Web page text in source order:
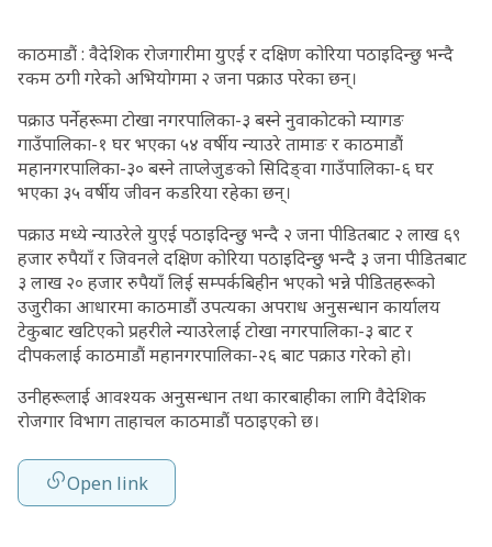
काठमाडौं : वैदेशिक रोजगारीमा युएई र दक्षिण कोरिया पठाइदिन्छु भन्दै
रकम ठगी गरेको अभियोगमा २ जना पक्राउ परेका छन्।
पक्राउ पर्नेहरूमा टोखा नगरपालिका-३ बस्ने नुवाकोटको म्यागङ
गाउँपालिका-१ घर भएका ५४ वर्षीय न्याउरे तामाङ र काठमाडौं
महानगरपालिका-३० बस्ने ताप्लेजुङको सिदिङ्वा गाउँपालिका-६ घर
भएका ३५ वर्षीय जीवन कडरिया रहेका छन्।
पक्राउ मध्ये न्याउरेले युएई पठाइदिन्छु भन्दै २ जना पीडितबाट २ लाख ६९
हजार रुपैयाँ र जिवनले दक्षिण कोरिया पठाइदिन्छु भन्दै ३ जना पीडितबाट
३ लाख २० हजार रुपैयाँ लिई सम्पर्कबिहीन भएको भन्ने पीडितहरूको
उजुरीका आधारमा काठमाडौं उपत्यका अपराध अनुसन्धान कार्यालय
टेकुबाट खटिएको प्रहरीले न्याउरेलाई टोखा नगरपालिका-३ बाट र
दीपकलाई काठमाडौं महानगरपालिका-२६ बाट पक्राउ गरेको हो।
उनीहरूलाई आवश्यक अनुसन्धान तथा कारबाहीका लागि वैदेशिक
रोजगार विभाग ताहाचल काठमाडौं पठाइएको छ।
Open link